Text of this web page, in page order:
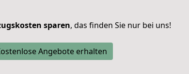
sparen, das finden Sie nur bei uns!
Angebote erhalten